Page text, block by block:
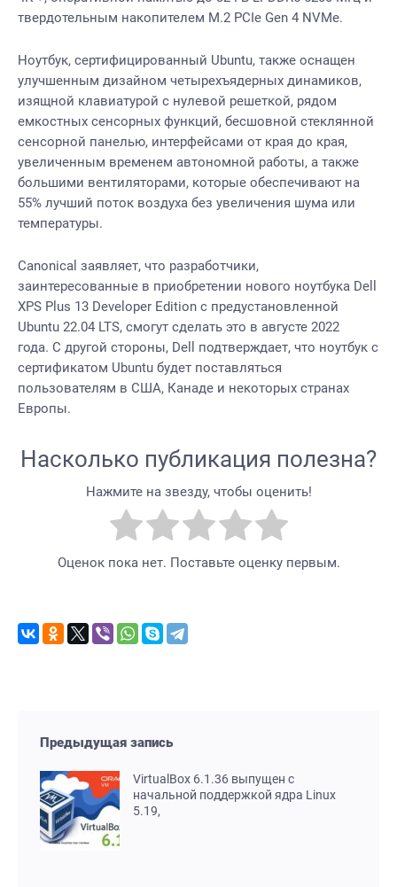
твердотельным накопителем M.2 PCIe Gen 4 NVMe.
Ноутбук, сертифицированный Ubuntu, также оснащен
улучшенным дизайном четырехъядерных динамиков,
изящной клавиатурой с нулевой решеткой, рядом
емкостных сенсорных функций, бесшовной стеклянной
сенсорной панелью, интерфейсами от края до края,
увеличенным временем автономной работы, а также
большими вентиляторами, которые обеспечивают на
55% лучший поток воздуха без увеличения шума или
температуры.
Canonical заявляет, что разработчики,
заинтересованные в приобретении нового ноутбука Dell
XPS Plus 13 Developer Edition с предустановленной
Ubuntu 22.04 LTS, смогут сделать это в августе 2022
года. С другой стороны, Dell подтверждает, что ноутбук с
сертификатом Ubuntu будет поставляться
пользователям в США, Канаде и некоторых странах
Европы.
Насколько публикация полезна?
Нажмите на звезду, чтобы оценить!
Оценок пока нет. Поставьте оценку первым.
Предыдущая запись
VirtualBox 6.1.36 выпущен с
начальной поддержкой ядра Linux
5.19,